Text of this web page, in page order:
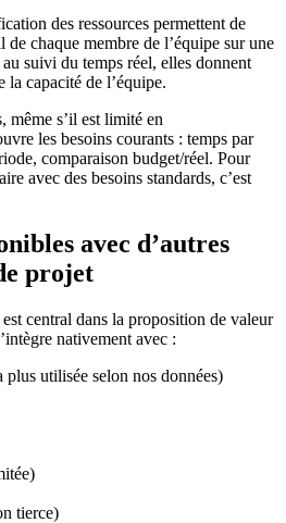
des ressources permettent de
chaque membre de l’équipe sur une
suivi du temps réel, elles donnent
la capacité de l’équipe.
même s’il est limité en
les besoins courants : temps par
comparaison budget/réel. Pour
avec des besoins standards, c’est
avec d’autres
projet
central dans la proposition de valeur
nativement avec :
plus utilisée selon nos données)
tierce)